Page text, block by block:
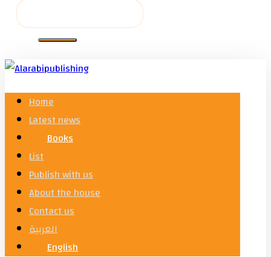
Home
Latest news
Books
List
Publish with us
About the house
Contact us
العربية
English